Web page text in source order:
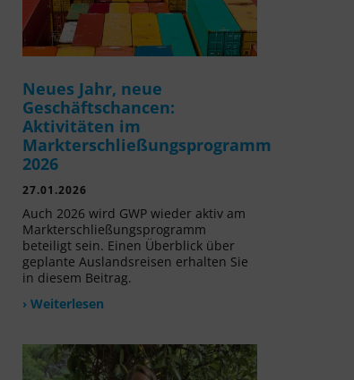
Neues Jahr, neue
Geschäftschancen:
Aktivitäten im
Markterschließungsprogramm
2026
27.01.2026
Auch 2026 wird GWP wieder aktiv am
Markterschließungsprogramm
beteiligt sein. Einen Überblick über
geplante Auslandsreisen erhalten Sie
in diesem Beitrag.
› Weiterlesen